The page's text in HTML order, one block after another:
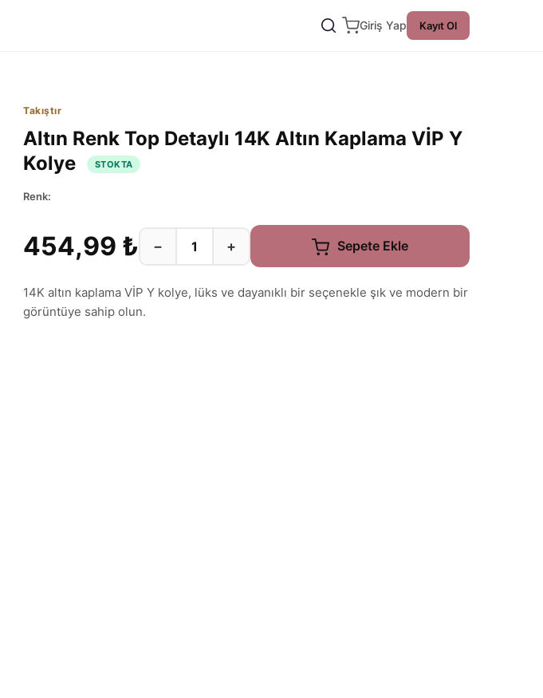
Giriş Yap Kayıt Ol
Takıştır
Altın Renk Top Detaylı 14K Altın Kaplama VİP Y
Kolye
STOKTA
Renk:
454,99 ₺ − + Sepete Ekle
14K altın kaplama VİP Y kolye, lüks ve dayanıklı bir seçenekle şık ve modern bir
görüntüye sahip olun.